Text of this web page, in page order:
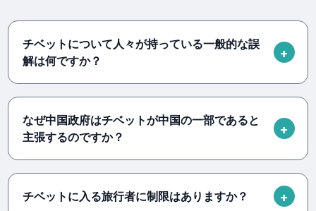
チベットについて人々が持っている一般的な誤
解は何ですか？
なぜ中国政府はチベットが中国の一部であると
主張するのですか？
チベットに入る旅行者に制限はありますか？